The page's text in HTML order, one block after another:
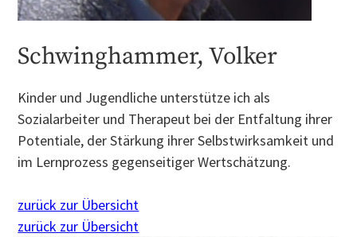
Schwinghammer, Volker
Kinder und Jugendliche unterstütze ich als
Sozialarbeiter und Therapeut bei der Entfaltung ihrer
Potentiale, der Stärkung ihrer Selbstwirksamkeit und
im Lernprozess gegenseitiger Wertschätzung.
zurück zur Übersicht
zurück zur Übersicht